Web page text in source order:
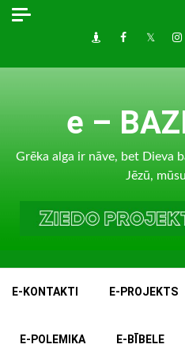
Skip
DraugiemFacebook
Twitter
e –
Grēka alga ir nāve, bet Dieva
Jēzū,
E-KONTAKTI E-PROJEKTS
E-POLEMIKA E-BĪBELE